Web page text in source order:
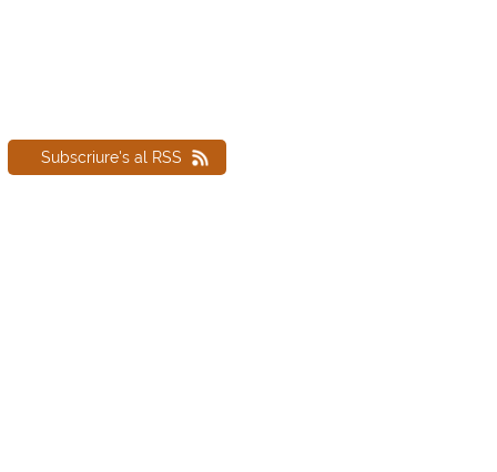
Subscriure's al RSS